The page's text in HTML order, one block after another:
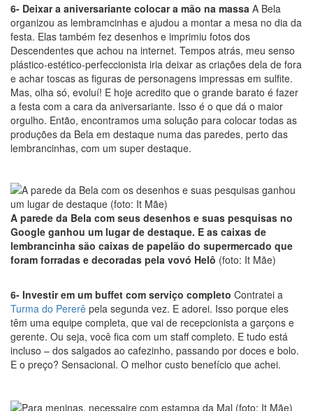
6- Deixar a aniversariante colocar a mão na massa A Bela
organizou as lembramcinhas e ajudou a montar a mesa no dia da
festa. Elas também fez desenhos e imprimiu fotos dos
Descendentes que achou na internet. Tempos atrás, meu senso
plástico-estético-perfeccionista iria deixar as criações dela de fora
e achar toscas as figuras de personagens impressas em sulfite.
Mas, olha só, evoluí! E hoje acredito que o grande barato é fazer
a festa com a cara da aniversariante. Isso é o que dá o maior
orgulho. Então, encontramos uma solução para colocar todas as
produções da Bela em destaque numa das paredes, perto das
lembrancinhas, com um super destaque.
A parede da Bela com seus desenhos e suas pesquisas no
Google ganhou um lugar de destaque. E as caixas de
lembrancinha são caixas de papelão do supermercado que
foram forradas e decoradas pela vovó Helô (foto: It Mãe)
6- Investir em um buffet com serviço completo Contratei a
Turma do Pererê pela segunda vez. E adorei. Isso porque eles
têm uma equipe completa, que vai de recepcionista a garçons e
gerente. Ou seja, você fica com um staff completo. E tudo está
incluso – dos salgados ao cafezinho, passando por doces e bolo.
E o preço? Sensacional. O melhor custo benefício que achei.